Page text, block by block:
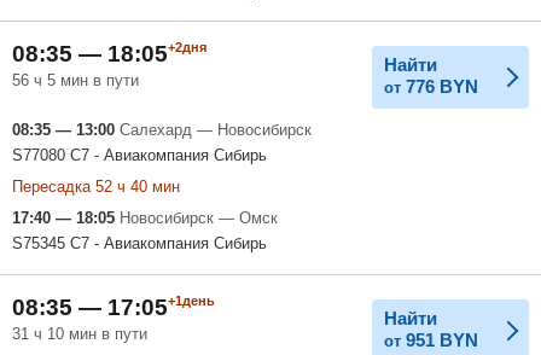
08:35 — 18:05+2дня
56 ч 5 мин в пути
Найти
от 776 BYN
08:35 — 13:00 Салехард — Новосибирск
S77080 С7 - Авиакомпания Сибирь
Пересадка 52 ч 40 мин
17:40 — 18:05 Новосибирск — Омск
S75345 С7 - Авиакомпания Сибирь
08:35 — 17:05+1день
31 ч 10 мин в пути
Найти
от 951 BYN